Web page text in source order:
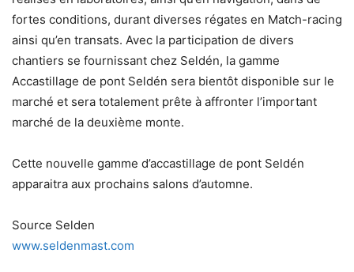
fortes conditions, durant diverses régates en Match-racing
ainsi qu’en transats. Avec la participation de divers
chantiers se fournissant chez Seldén, la gamme
Accastillage de pont Seldén sera bientôt disponible sur le
marché et sera totalement prête à affronter l’important
marché de la deuxième monte.
Cette nouvelle gamme d’accastillage de pont Seldén
apparaitra aux prochains salons d’automne.
Source Selden
www.seldenmast.com